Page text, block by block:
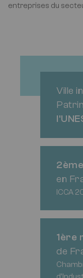
entreprises du
Ville
en
ICCA
1ère
de